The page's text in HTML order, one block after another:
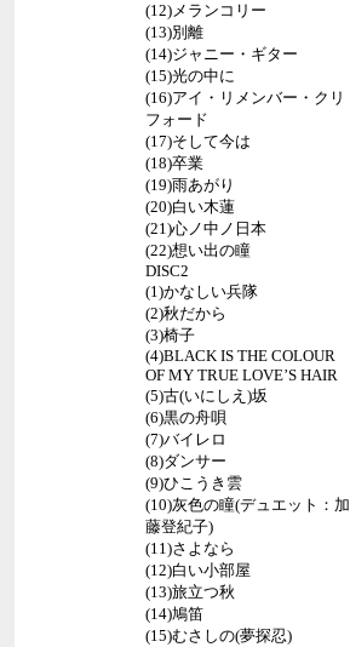
(12)メランコリー
(13)別離
(14)ジャニー・ギター
(15)光の中に
(16)アイ・リメンバー・クリ
フォード
(17)そして今は
(18)卒業
(19)雨あがり
(20)白い木蓮
(21)心ノ中ノ日本
(22)想い出の瞳
DISC2
(1)かなしい兵隊
(2)秋だから
(3)椅子
(4)BLACK IS THE COLOUR
OF MY TRUE LOVE’S HAIR
(5)古(いにしえ)坂
(6)黒の舟唄
(7)バイレロ
(8)ダンサー
(9)ひこうき雲
(10)灰色の瞳(デュエット：加
藤登紀子)
(11)さよなら
(12)白い小部屋
(13)旅立つ秋
(14)鳩笛
(15)むさしの(夢探忍)